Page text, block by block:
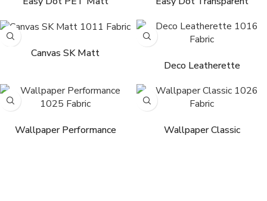
Canvas SK Matt
Deco Leatherette
Wallpaper Performance
Wallpaper Classic